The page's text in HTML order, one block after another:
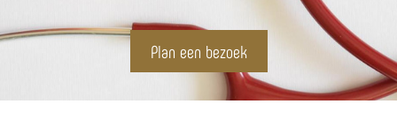
Plan een bezoek